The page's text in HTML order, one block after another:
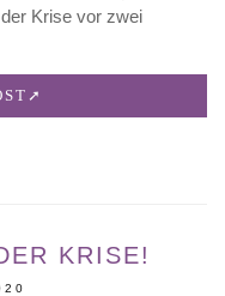
Krise vor zwei
KRISE!